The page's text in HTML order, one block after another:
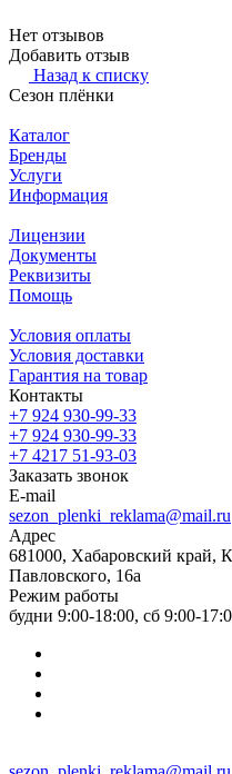
Нет отзывов
Добавить отзыв
Назад к списку
Сезон плёнки
Каталог
Бренды
Услуги
Информация
Лицензии
Документы
Реквизиты
Помощь
Условия оплаты
Условия доставки
Гарантия на товар
Контакты
+7 924 930-99-33
+7 924 930-99-33
+7 4217 51-93-03
Заказать звонок
E-mail
sezon_plenki_reklama@mail.ru
Адрес
681000, Хабаровский край,
Павловского, 16а
Режим работы
будни 9:00-18:00, сб 9:00-